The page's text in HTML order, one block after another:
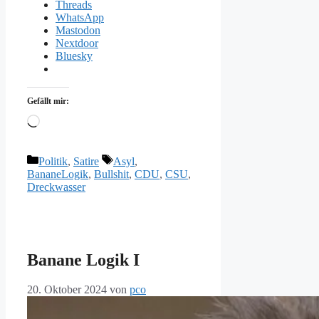
Threads
WhatsApp
Mastodon
Nextdoor
Bluesky
Gefällt mir:
Wird
Kategorien
Politik, Satire Schlagwörter
Asyl,
BananeLogik, Bullshit, CDU, CSU,
Dreckwasser
Banane Logik I
20. Oktober 2024 von pco